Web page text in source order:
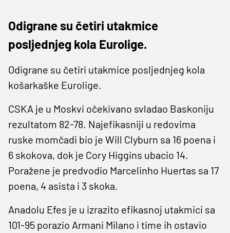
Odigrane su četiri utakmice
posljednjeg kola Eurolige.
Odigrane su četiri utakmice posljednjeg kola
košarkaške Eurolige.
CSKA je u Moskvi očekivano svladao Baskoniju
rezultatom 82-78. Najefikasniji u redovima
ruske momčadi bio je Will Clyburn sa 16 poena i
6 skokova, dok je Cory Higgins ubacio 14.
Poražene je predvodio Marcelinho Huertas sa 17
poena, 4 asista i 3 skoka.
Anadolu Efes je u izrazito efikasnoj utakmici sa
101-95 porazio Armani Milano i time ih ostavio